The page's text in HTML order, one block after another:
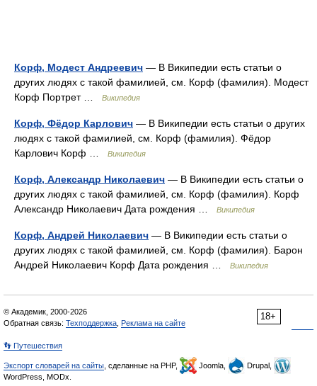
Корф, Модест Андреевич — В Википедии есть статьи о
других людях с такой фамилией, см. Корф (фамилия). Модест
Корф Портрет …
Википедия
Корф, Фёдор Карлович — В Википедии есть статьи о других
людях с такой фамилией, см. Корф (фамилия). Фёдор
Карлович Корф …
Википедия
Корф, Александр Николаевич — В Википедии есть статьи о
других людях с такой фамилией, см. Корф (фамилия). Корф
Александр Николаевич Дата рождения …
Википедия
Корф, Андрей Николаевич — В Википедии есть статьи о
других людях с такой фамилией, см. Корф (фамилия). Барон
Андрей Николаевич Корф Дата рождения …
Википедия
18+
© Академик, 2000-2026
Обратная связь: Техподдержка Реклама на сайте
👣 Путешествия
Экспорт словарей на сайты , сделанные на PHP, Joomla,
Drupal,
WordPress, MODx.